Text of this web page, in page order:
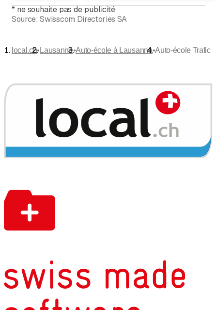
*ne souhaite pas de publicité
Source: Swisscom Directories SA
local.ch• Lausanne•Auto-école à Lausanne•Auto-école Trafic